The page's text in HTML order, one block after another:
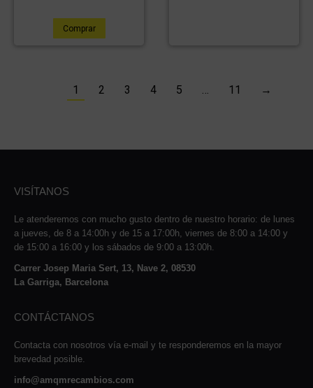
Comprar
1 2 3 4 5 … 11 →
VISÍTANOS
Le atenderemos con mucho gusto dentro de nuestro horario: de lunes
a jueves, de 8 a 14:00h y de 15 a 17:00h, viernes de 8:00 a 14:00 y
de 15:00 a 16:00 y los sábados de 9:00 a 13:00h.
Carrer Josep Maria Sert, 13, Nave 2, 08530
La Garriga, Barcelona
CONTÁCTANOS
Contacta con nosotros vía e-mail y te responderemos en la mayor
brevedad posible.
info@amqmrecambios.com